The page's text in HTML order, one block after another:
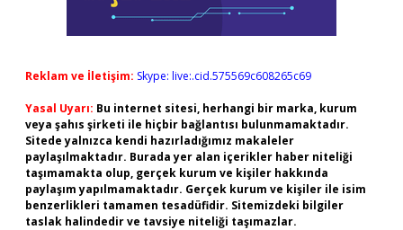
Reklam ve İletişim: Skype: live:.cid.575569c608265c69
Yasal Uyarı: Bu internet sitesi, herhangi bir marka, kurum
veya şahıs şirketi ile hiçbir bağlantısı bulunmamaktadır.
Sitede yalnızca kendi hazırladığımız makaleler
paylaşılmaktadır. Burada yer alan içerikler haber niteliği
taşımamakta olup, gerçek kurum ve kişiler hakkında
paylaşım yapılmamaktadır. Gerçek kurum ve kişiler ile isim
benzerlikleri tamamen tesadüfidir. Sitemizdeki bilgiler
taslak halindedir ve tavsiye niteliği taşımazlar.